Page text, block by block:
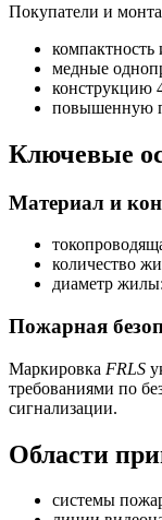
Покупатели и
компактность
медные
конструкцию
повышенную
Ключевые
Материал и
количество
диаметр
Пожарная
Маркировка FRLS
требованиями по
сигнализации.
Области
системы